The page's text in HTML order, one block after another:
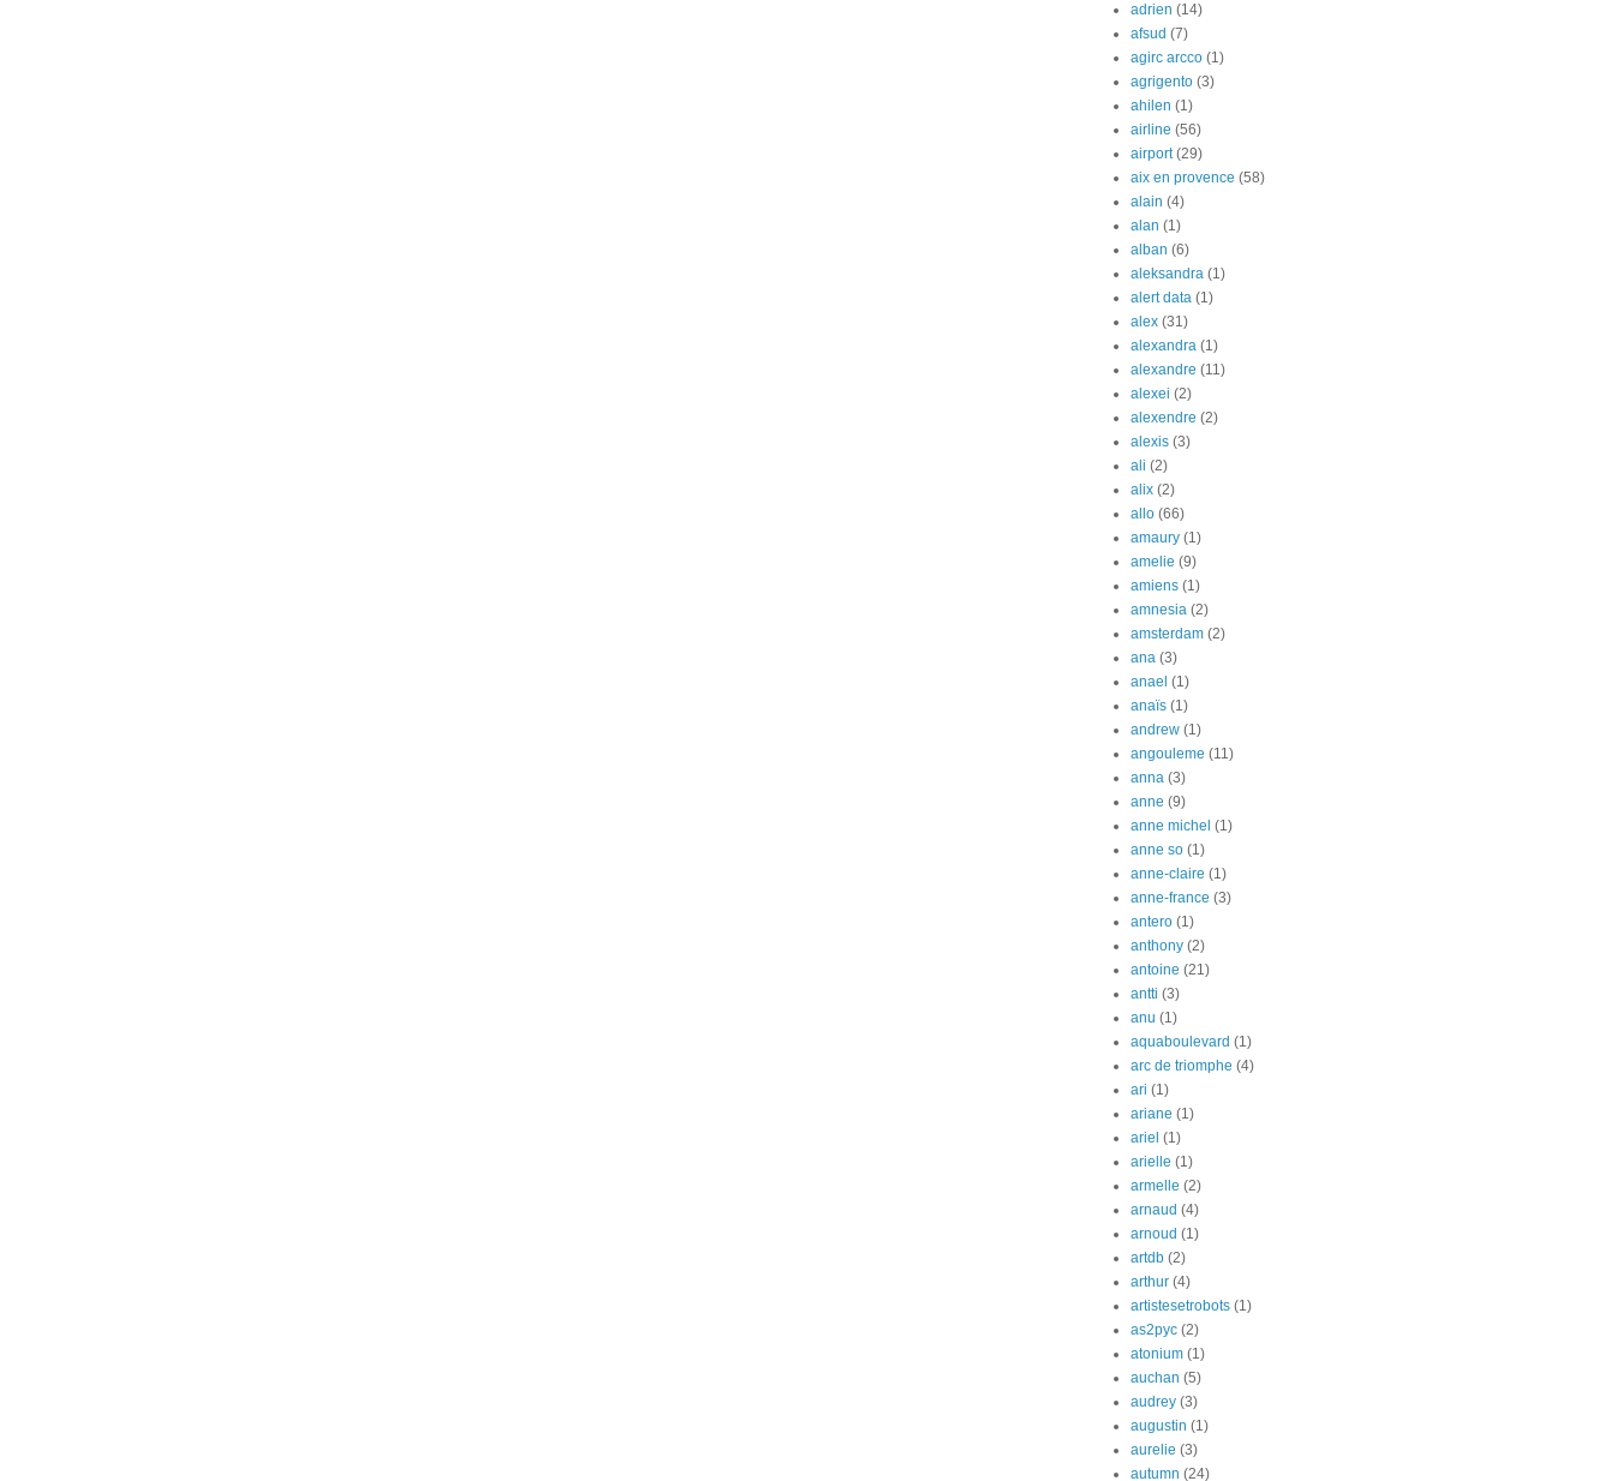
adrien (14)
afsud (7)
agirc arcco (1)
agrigento (3)
ahilen (1)
airline (56)
airport (29)
aix en provence (58)
alain (4)
alan (1)
alban (6)
aleksandra (1)
alert data (1)
alex (31)
alexandra (1)
alexandre (11)
alexei (2)
alexendre (2)
alexis (3)
ali (2)
alix (2)
allo (66)
amaury (1)
amelie (9)
amiens (1)
amnesia (2)
amsterdam (2)
ana (3)
anael (1)
anaïs (1)
andrew (1)
angouleme (11)
anna (3)
anne (9)
anne michel (1)
anne so (1)
anne-claire (1)
anne-france (3)
antero (1)
anthony (2)
antoine (21)
antti (3)
anu (1)
aquaboulevard (1)
arc de triomphe (4)
ari (1)
ariane (1)
ariel (1)
arielle (1)
armelle (2)
arnaud (4)
arnoud (1)
artdb (2)
arthur (4)
artistesetrobots (1)
as2pyc (2)
atonium (1)
auchan (5)
audrey (3)
augustin (1)
aurelie (3)
autumn (24)